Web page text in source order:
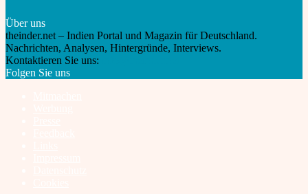
Über uns
theinder.net – Indien Portal und Magazin für Deutschland.
Nachrichten, Analysen, Hintergründe, Interviews.
Kontaktieren Sie uns:
Folgen Sie uns